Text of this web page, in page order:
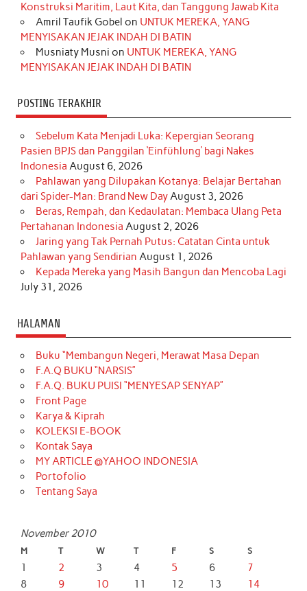
k
a
m
s
t
n
Konstruksi Maritim, Laut Kita, dan Tanggung Jawab Kita
Amril Taufik Gobel on UNTUK MEREKA, YANG
MENYISAKAN JEJAK INDAH DI BATIN
Musniaty Musni on UNTUK MEREKA, YANG
MENYISAKAN JEJAK INDAH DI BATIN
POSTING TERAKHIR
Sebelum Kata Menjadi Luka: Kepergian Seorang
Pasien BPJS dan Panggilan ‘Einfühlung’ bagi Nakes
Indonesia August 6, 2026
Pahlawan yang Dilupakan Kotanya: Belajar Bertahan
dari Spider-Man: Brand New DayAugust 3, 2026
Beras, Rempah, dan Kedaulatan: Membaca Ulang Peta
Pertahanan Indonesia August 2, 2026
Jaring yang Tak Pernah Putus: Catatan Cinta untuk
Pahlawan yang Sendirian August 1, 2026
Kepada Mereka yang Masih Bangun dan Mencoba Lagi
July 31, 2026
HALAMAN
Buku “Membangun Negeri, Merawat Masa Depan
F.A.Q BUKU “NARSIS”
F.A.Q. BUKU PUISI “MENYESAP SENYAP”
Front Page
Karya & Kiprah
KOLEKSI E-BOOK
Kontak Saya
MY ARTICLE @YAHOO INDONESIA
Portofolio
Tentang Saya
November 2010
M T W T F S S
1 2 3 4 5 6
7
8
9 10 11 12 13
14